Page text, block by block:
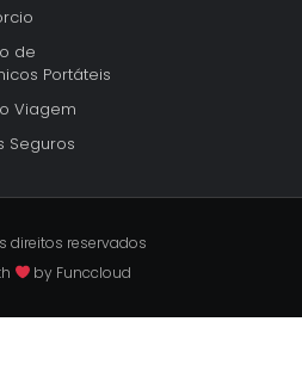
de
Portáteis
Viagem
Seguros
direitos reservados
by Funccloud